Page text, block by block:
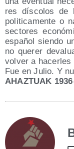
res dís­co­los de
poli­ti­ca­men­te o
sec­to­res
espa­ñol sien­do
no que­rer
vol­ver a hacer­les
Fue en Julio. Y
AHAZTUAK 1936